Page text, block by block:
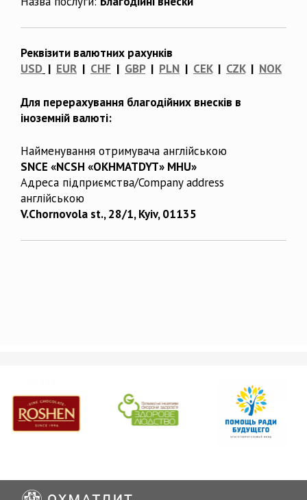
Реквізити валютних рахунків
USD | EUR | CHF | GBP| PLN | CEK| CZK| NOK
Для перерахування благодійних внесків в
іноземній валюті:
Найменування отримувача англійською
SNCE «NCSH «OKHMATDYT» MHU»
Адреса підприємства/Company address
англійською
V.Chornovola st., 28/1, Kyiv, 01135